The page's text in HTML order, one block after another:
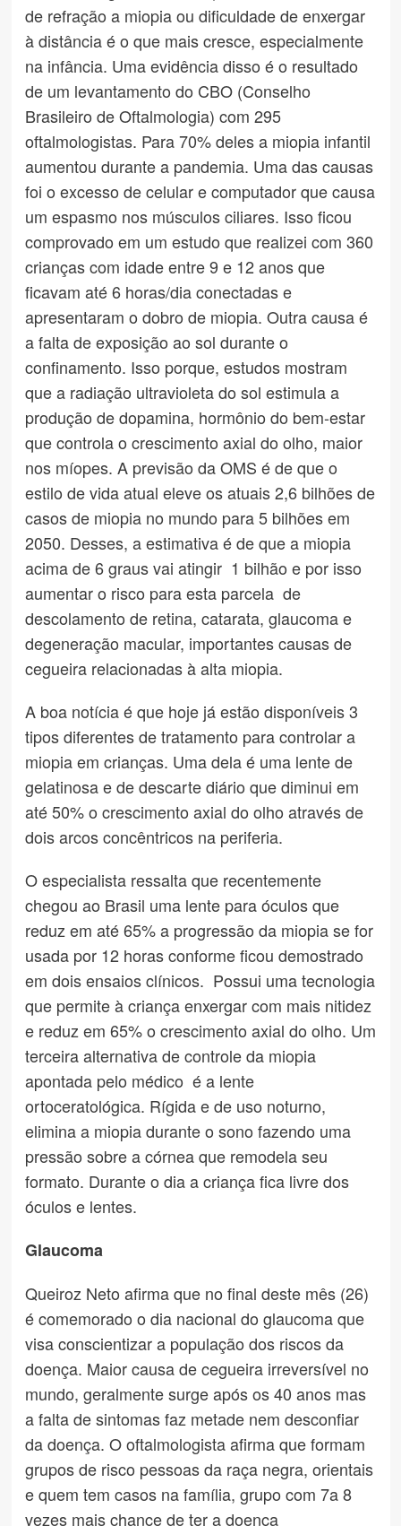
de refração a miopia ou dificuldade de enxergar
à distância é o que mais cresce, especialmente
na infância. Uma evidência disso é o resultado
de um levantamento do CBO (Conselho
Brasileiro de Oftalmologia) com 295
oftalmologistas. Para 70% deles a miopia infantil
aumentou durante a pandemia. Uma das causas
foi o excesso de celular e computador que causa
um espasmo nos músculos ciliares. Isso ficou
comprovado em um estudo que realizei com 360
crianças com idade entre 9 e 12 anos que
ficavam até 6 horas/dia conectadas e
apresentaram o dobro de miopia. Outra causa é
a falta de exposição ao sol durante o
confinamento. Isso porque, estudos mostram
que a radiação ultravioleta do sol estimula a
produção de dopamina, hormônio do bem-estar
que controla o crescimento axial do olho, maior
nos míopes. A previsão da OMS é de que o
estilo de vida atual eleve os atuais 2,6 bilhões de
casos de miopia no mundo para 5 bilhões em
2050. Desses, a estimativa é de que a miopia
acima de 6 graus vai atingir 1 bilhão e por isso
aumentar o risco para esta parcela de
descolamento de retina, catarata, glaucoma e
degeneração macular, importantes causas de
cegueira relacionadas à alta miopia.
A boa notícia é que hoje já estão disponíveis 3
tipos diferentes de tratamento para controlar a
miopia em crianças. Uma dela é uma lente de
gelatinosa e de descarte diário que diminui em
até 50% o crescimento axial do olho através de
dois arcos concêntricos na periferia.
O especialista ressalta que recentemente
chegou ao Brasil uma lente para óculos que
reduz em até 65% a progressão da miopia se for
usada por 12 horas conforme ficou demostrado
em dois ensaios clínicos. Possui uma tecnologia
que permite à criança enxergar com mais nitidez
e reduz em 65% o crescimento axial do olho. Um
terceira alternativa de controle da miopia
apontada pelo médico é a lente
ortoceratológica. Rígida e de uso noturno,
elimina a miopia durante o sono fazendo uma
pressão sobre a córnea que remodela seu
formato. Durante o dia a criança fica livre dos
óculos e lentes.
Glaucoma
Queiroz Neto afirma que no final deste mês (26)
é comemorado o dia nacional do glaucoma que
visa conscientizar a população dos riscos da
doença. Maior causa de cegueira irreversível no
mundo, geralmente surge após os 40 anos mas
a falta de sintomas faz metade nem desconfiar
da doença. O oftalmologista afirma que formam
grupos de risco pessoas da raça negra, orientais
e quem tem casos na família, grupo com 7a 8
vezes mais chance de ter a doença